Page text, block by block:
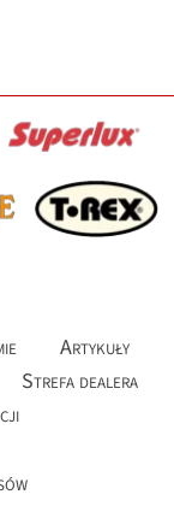
Artykuły
Strefa dealera